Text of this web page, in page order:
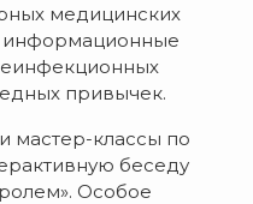
медицинских
информационные
привычек.
мастер-классы по
беседу
Особое